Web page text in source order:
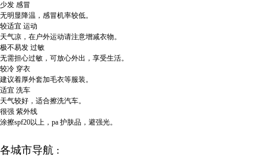
少发 感冒
无明显降温，感冒机率较低。
较适宜 运动
天气凉，在户外运动请注意增减衣物。
极不易发 过敏
无需担心过敏，可放心外出，享受生活。
较冷 穿衣
建议着厚外套加毛衣等服装。
适宜 洗车
天气较好，适合擦洗汽车。
很强 紫外线
涂擦spf20以上，pa 护肤品，避强光。
各城市导航 :